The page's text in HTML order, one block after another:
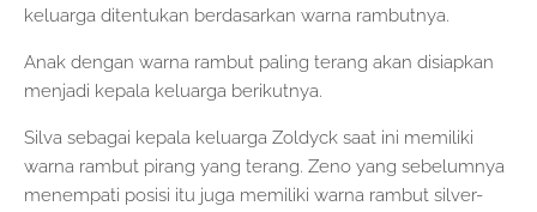
keluarga ditentukan berdasarkan warna rambutnya.
Anak dengan warna rambut paling terang akan disiapkan
menjadi kepala keluarga berikutnya.
Silva sebagai kepala keluarga Zoldyck saat ini memiliki
warna rambut pirang yang terang. Zeno yang sebelumnya
menempati posisi itu juga memiliki warna rambut silver-